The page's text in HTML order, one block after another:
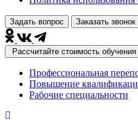
Задать вопрос Заказать звонок
Рассчитайте стоимость обучения
Профессиональная
Повышение
Рабочие специальности